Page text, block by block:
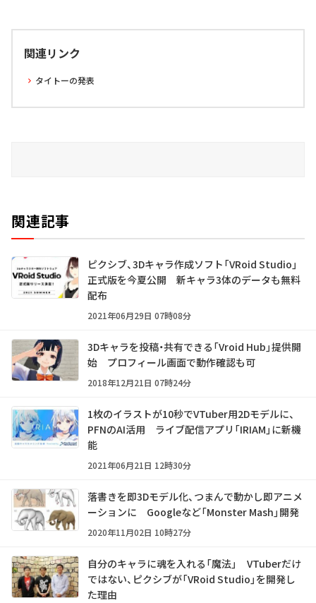
関連リンク
タイトーの発表
関連記事
ピクシブ、3Dキャラ作成ソフト「VRoid Studio」
正式版を今夏公開 新キャラ3体のデータも無料
配布
2021年06月29日 07時08分
3Dキャラを投稿・共有できる「Vroid Hub」提供開
始 プロフィール画面で動作確認も可
2018年12月21日 07時24分
1枚のイラストが10秒でVTuber用2Dモデルに、
PFNのAI活用 ライブ配信アプリ「IRIAM」に新機
能
2021年06月21日 12時30分
落書きを即3Dモデル化、つまんで動かし即アニメ
ーションに Googleなど「Monster Mash」開発
2020年11月02日 10時27分
自分のキャラに魂を入れる「魔法」 VTuberだけ
ではない、ピクシブが「VRoid Studio」を開発し
た理由